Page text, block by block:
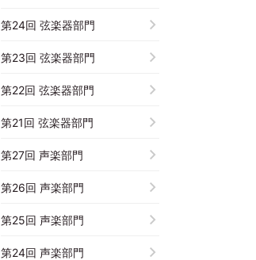
第24回 弦楽器部門
第23回 弦楽器部門
第22回 弦楽器部門
第21回 弦楽器部門
第27回 声楽部門
第26回 声楽部門
第25回 声楽部門
第24回 声楽部門